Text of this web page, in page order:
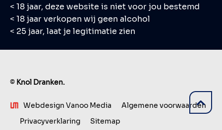
< 18 jaar, deze website is niet voor jou bestemd
< 18 jaar verkopen wij geen alcohol
< 25 jaar, laat je legitimatie zien
© Knol Dranken.
Webdesign Vanoo Media
Algemene voorwaarden
Privacyverklaring
Sitemap